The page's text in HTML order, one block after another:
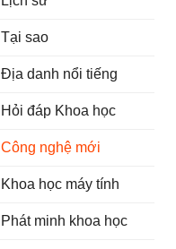
Tại sao
Địa danh nổi tiếng
Hỏi đáp Khoa học
Công nghệ mới
Khoa học máy tính
Phát minh khoa học